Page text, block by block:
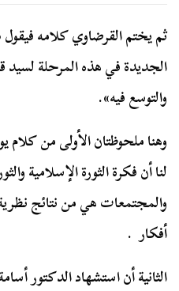
ثم يختم القرضاوي كلامه
الجديدة في هذه المرحلة لسيد
والتوسع فيه».
وهنا ملحوظتان الأولى من
لنا أن فكرة الثورة الإسلامية
والمجتمعات هي من نتائج
أفكار .
الثانية أن استشهاد الدكتور